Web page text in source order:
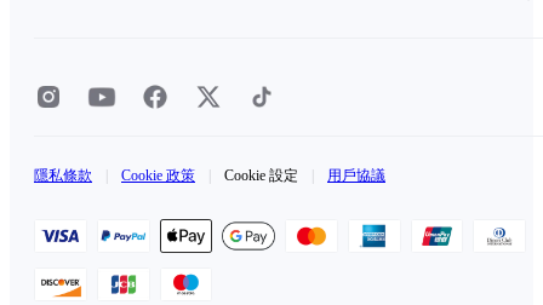
隱私條款 Cookie 政策 Cookie 設定 用戶協議